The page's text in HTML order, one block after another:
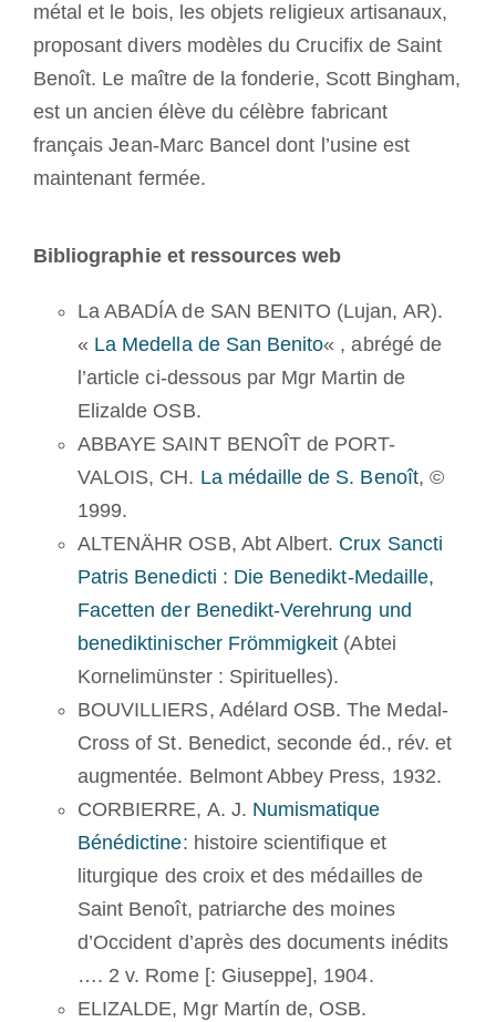
métal et le bois, les objets religieux artisanaux,
proposant divers modèles du Crucifix de Saint
Benoît. Le maître de la fonderie, Scott Bingham,
est un ancien élève du célèbre fabricant
français Jean-Marc Bancel dont l’usine est
maintenant fermée.
Bibliographie et ressources web
La ABADÍA de SAN BENITO (Lujan, AR).
« La Medella de San Benito« , abrégé de
l’article ci-dessous par Mgr Martin de
Elizalde OSB.
ABBAYE SAINT BENOÎT de PORT-
VALOIS, CH. La médaille de S. Benoît, ©
1999.
ALTENÄHR OSB, Abt Albert. Crux Sancti
Patris Benedicti : Die Benedikt-Medaille,
Facetten der Benedikt-Verehrung und
benediktinischer Frömmigkeit (Abtei
Kornelimünster : Spirituelles).
BOUVILLIERS, Adélard OSB. The Medal-
Cross of St. Benedict, seconde éd., rév. et
augmentée. Belmont Abbey Press, 1932.
CORBIERRE, A. J. Numismatique
Bénédictine: histoire scientifique et
liturgique des croix et des médailles de
Saint Benoît, patriarche des moines
d’Occident d’après des documents inédits
…. 2 v. Rome [: Giuseppe], 1904.
ELIZALDE, Mgr Martín de, OSB.